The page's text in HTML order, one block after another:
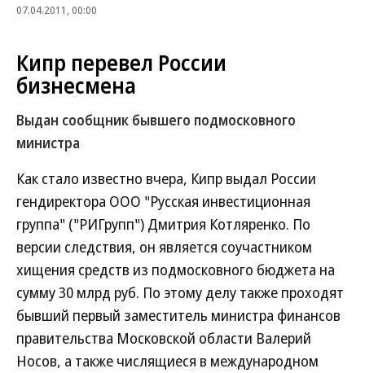
07.04.2011, 00:00
Кипр перевел России
бизнесмена
Выдан сообщник бывшего подмосковного
министра
Как стало известно вчера, Кипр выдал России
гендиректора ООО "Русская инвестиционная
группа" ("РИГрупп") Дмитрия Котляренко. По
версии следствия, он является соучастником
хищения средств из подмосковного бюджета на
сумму 30 млрд руб. По этому делу также проходят
бывший первый заместитель министра финансов
правительства Московской области Валерий
Носов, а также числящиеся в международном